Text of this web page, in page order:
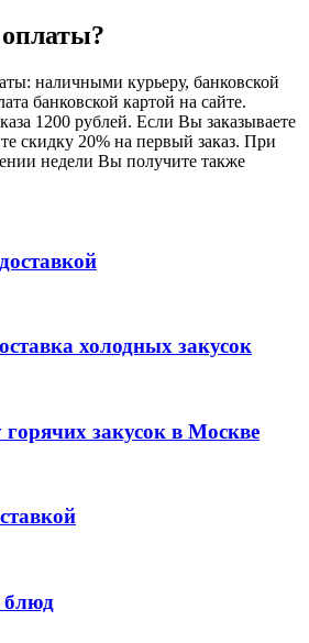
наличными курьеру, банковской
банковской картой на сайте.
1200 рублей. Если Вы заказываете
скидку 20% на первый заказ. При
недели Вы получите также
холодных закусок
горячих закусок в Москве
блюд